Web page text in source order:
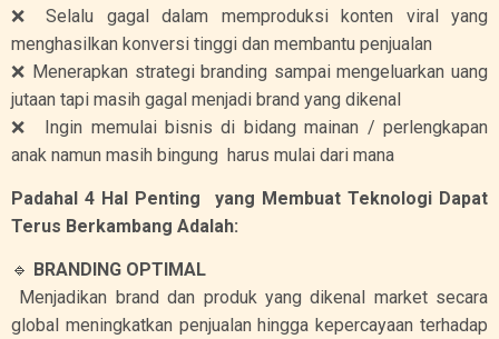
❌ Selalu gagal dalam memproduksi konten viral yang
menghasilkan konversi tinggi dan membantu penjualan
❌ Menerapkan strategi branding sampai mengeluarkan uang
jutaan tapi masih gagal menjadi brand yang dikenal
❌ Ingin memulai bisnis di bidang mainan / perlengkapan
anak namun masih bingung harus mulai dari mana
Padahal 4 Hal Penting yang Membuat Teknologi Dapat
Terus Berkambang Adalah:
🔹 BRANDING OPTIMAL
Menjadikan brand dan produk yang dikenal market secara
global meningkatkan penjualan hingga kepercayaan terhadap